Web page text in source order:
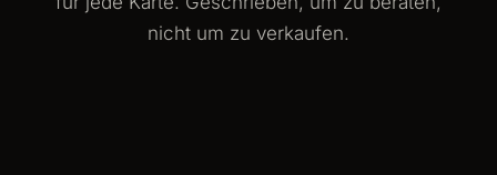
nicht um zu verkaufen.